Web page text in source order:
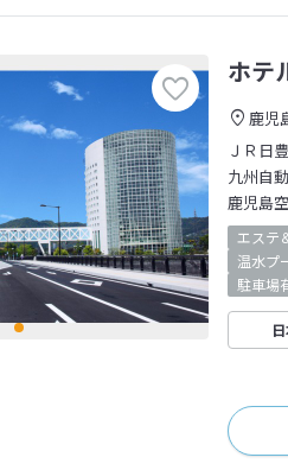
ホテ
鹿児
ＪＲ日
九州自
鹿児島
エステ
温水プ
駐車場